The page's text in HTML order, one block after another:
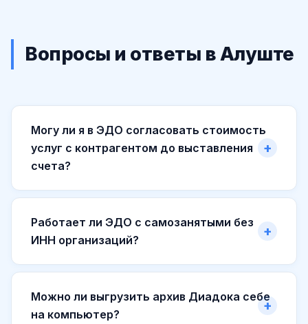
Вопросы и ответы в Алуште
Могу ли я в ЭДО согласовать стоимость
услуг с контрагентом до выставления
счета?
Работает ли ЭДО с самозанятыми без
ИНН организаций?
Можно ли выгрузить архив Диадока себе
на компьютер?